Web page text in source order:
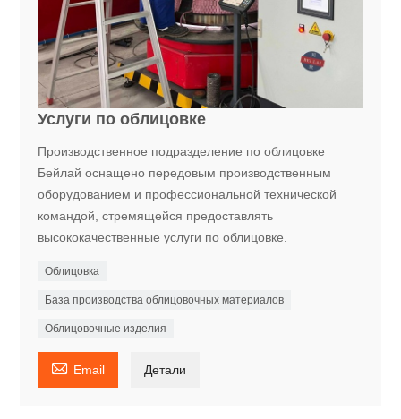
Услуги по облицовке
Производственное подразделение по облицовке
Бейлай оснащено передовым производственным
оборудованием и профессиональной технической
командой, стремящейся предоставлять
высококачественные услуги по облицовке.
Облицовка
База производства облицовочных материалов
Облицовочные изделия
 Email Детали